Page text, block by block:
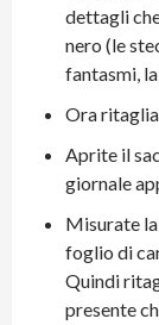
dettagli
nero (le
fantasmi,
Ora
Aprite il
giornale
Misurate
foglio di
Quindi
presente